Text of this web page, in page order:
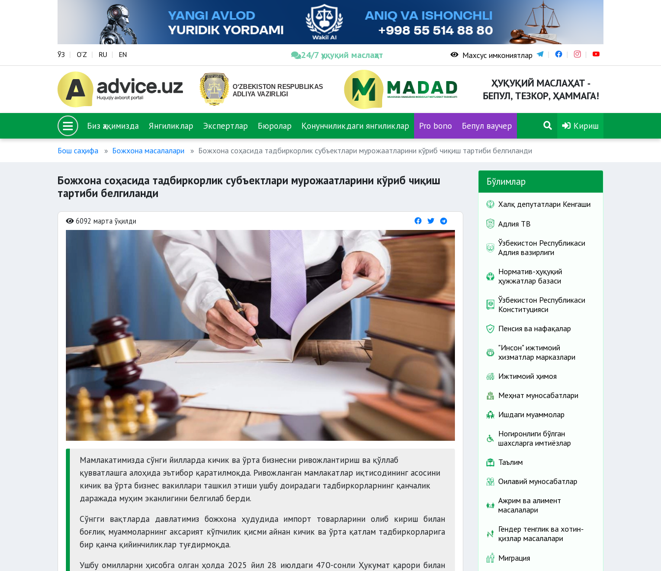
ЎЗ O‘Z RU EN 24/7 ҳуқуқий маслаҳат Махсус имкониятлар
ҲУҚУҚИЙ МАСЛАҲАТ -
БЕПУЛ, ТЕЗКОР, ҲАММАГА!
Биз ҳақимизда Янгиликлар Экспертлар Бюролар Қонунчиликдаги янгиликлар Pro bono Бепул ваучер Кириш
Бош саҳифа Божхона масалалари Божхона соҳасида тадбиркорлик субъектлари мурожаатларини кўриб чиқиш тартиби белгиланди
Божхона соҳасида тадбиркорлик субъектлари мурожаатларини кўриб чиқиш
тартиби белгиланди
6092 марта ўқилди
Мамлакатимизда сўнги йилларда кичик ва ўрта бизнесни ривожлантириш ва қўллаб
қувватлашга алоҳида эътибор қаратилмоқда. Ривожланган мамлакатлар иқтисодининг асосини
кичик ва ўрта бизнес вакиллари ташкил этиши ушбу доирадаги тадбиркорларнинг қанчалик
даражада муҳим эканлигини белгилаб берди.
Сўнгги вақтларда давлатимиз божхона ҳудудида импорт товарларини олиб кириш билан
боғлиқ муаммоларнинг аксарият кўпчилик қисми айнан кичик ва ўрта қатлам тадбиркорларига
бир қанча қийинчиликлар туғдирмоқда.
Ушбу омилларни ҳисобга олган ҳолда 2025 йил 28 июлдаги 470-сонли Ҳукумат қарори билан
Бўлимлар
Халқ депутатлари Кенгаши
Адлия ТВ
Ўзбекистон Республикаси
Адлия вазирлиги
Норматив-ҳуқуқий
ҳужжатлар базаси
Ўзбекистон Республикаси
Конституцияси
Пенсия ва нафақалар
"Инсон" ижтимоий
хизматлар марказлари
Ижтимоий ҳимоя
Меҳнат муносабатлари
Ишдаги муаммолар
Ногиронлиги бўлган
шахсларга имтиёзлар
Таълим
Оилавий муносабатлар
Ажрим ва алимент
масалалари
Гендер тенглик ва хотин-
қизлар масалалари
Миграция